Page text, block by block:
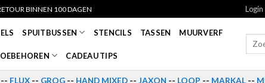
BINNEN 100 DAGEN Login
SPUITBUSSEN STENCILS TASSEN MUURVERF
CADEAU TIPS
-- FLUX -- GROG -- HAND MIXED -- JAXON -- LOOP -- MARKAL --